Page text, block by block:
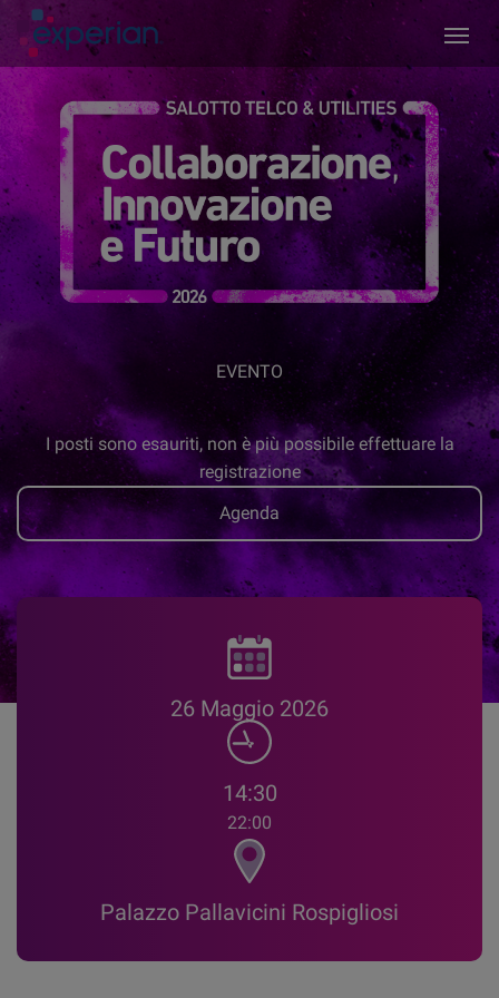
EVENTO
I posti sono esauriti, non è più possibile effettuare la
registrazione
Agenda
26 Maggio 2026
14:30
22:00
Palazzo Pallavicini Rospigliosi